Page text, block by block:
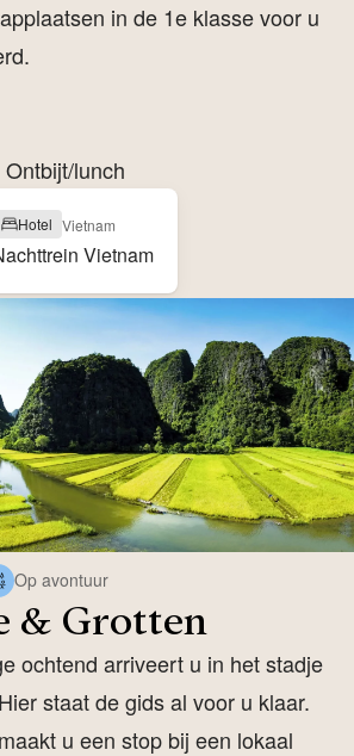
in de 1e klasse voor u
lunch
Hotel Vietnam
Vietnam
Op avontuur
& Grotten
ochtend arriveert u in het stadje
staat de gids al voor u klaar.
u een stop bij een lokaal